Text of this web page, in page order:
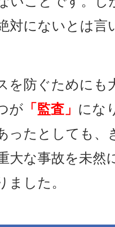
対にないとは言
を防ぐためにも
が 「監査」 にな
ったとしても、
大な事故を未然
ました。